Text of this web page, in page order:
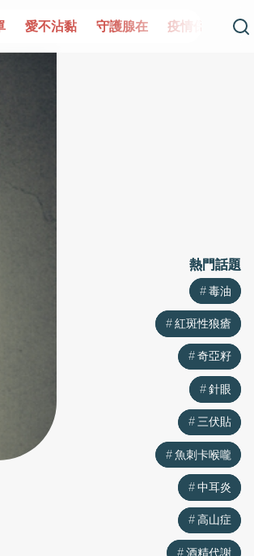
守護腺在 疫情保衛戰 再生醫學 愛
熱門話題
毒油
紅斑性狼瘡
奇亞籽
針眼
三伏貼
魚刺卡喉嚨
中耳炎
高山症
熱門話題
毒油
紅斑性狼瘡
奇亞籽
針眼
三伏貼
魚刺卡喉嚨
中耳炎
高山症